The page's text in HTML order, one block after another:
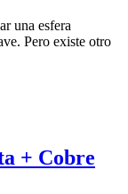
una esfera
Pero existe otro
+ Cobre